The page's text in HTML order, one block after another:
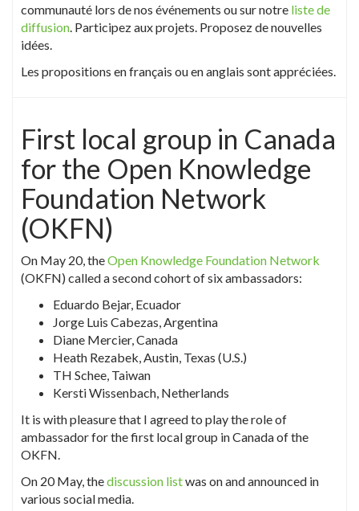
communauté lors de nos événements ou sur notre liste de
diffusion. Participez aux projets. Proposez de nouvelles
idées.
Les propositions en français ou en anglais sont appréciées.
First local group in Canada
for the Open Knowledge
Foundation Network
(OKFN)
On May 20, theOpen Knowledge Foundation Network
(OKFN) called a second cohort of six ambassadors:
Eduardo Bejar, Ecuador
Jorge Luis Cabezas, Argentina
Diane Mercier, Canada
Heath Rezabek, Austin, Texas (U.S.)
TH Schee, Taiwan
Kersti Wissenbach, Netherlands
It is with pleasure that I agreed to play the role of
ambassador for the first local group in Canada of the
OKFN.
On 20 May, thediscussion listwas on and announced in
various social media.